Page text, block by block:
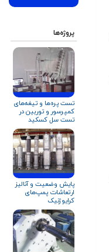
پروژه‌ها
تست پره‌ها و تیغه‌های
کمپرسور و توربین در
تست سل کسکید
پایش وضعیت و آنالیز
ارتعاشات پمپ‌های
کرایوژنیک